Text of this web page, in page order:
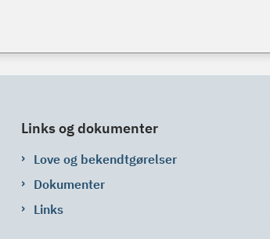
Links og dokumenter
Love og bekendtgørelser
Dokumenter
Links